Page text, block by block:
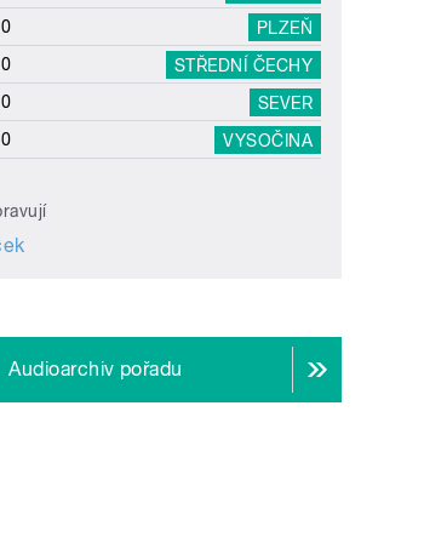
PLZEŇ
STŘEDNÍ ČECHY
SEVER
VYSOČINA
Audioarchiv pořadu